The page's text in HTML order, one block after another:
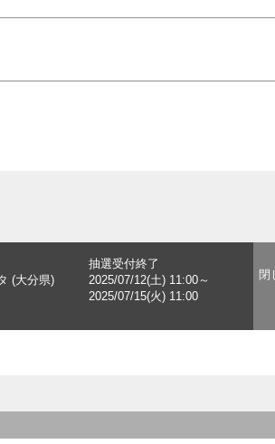
(大分県)
抽選受付終了
2025/07/12(土) 11:00～
2025/07/15(火) 11:00